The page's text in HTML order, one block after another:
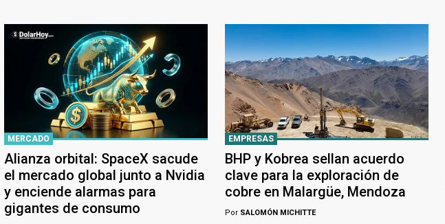
MERCADO
Alianza orbital: SpaceX sacude
el mercado global junto a Nvidia
y enciende alarmas para
gigantes de consumo
EMPRESAS
BHP y Kobrea sellan acuerdo
clave para la exploración de
cobre en Malargüe, Mendoza
PorSALOMÓN MICHITTE